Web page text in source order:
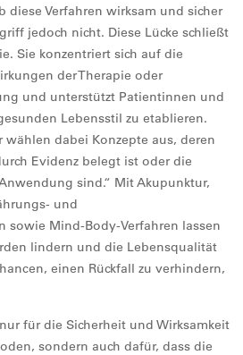
diese Verfahren wirksam und sicher
jedoch nicht. Diese Lücke schließt
Sie konzentriert sich auf die
der Therapie oder
und unterstützt Patientinnen und
Lebensstil zu etablieren.
wählen dabei Konzepte aus, deren
Evidenz belegt ist oder die
sind.“ Mit Akupunktur,
und
sowie Mind-Body-Verfahren lassen
lindern und die Lebensqualität
einen Rückfall zu verhindern,
für die Sicherheit und Wirksamkeit
sondern auch dafür, dass die